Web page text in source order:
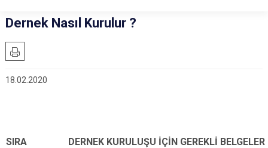
Dernek Nasıl Kurulur ?
18.02.2020
SIRA DERNEK KURULUŞU İÇİN GEREKLİ BELGELER